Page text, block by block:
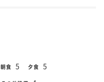
朝食 5 夕食 5